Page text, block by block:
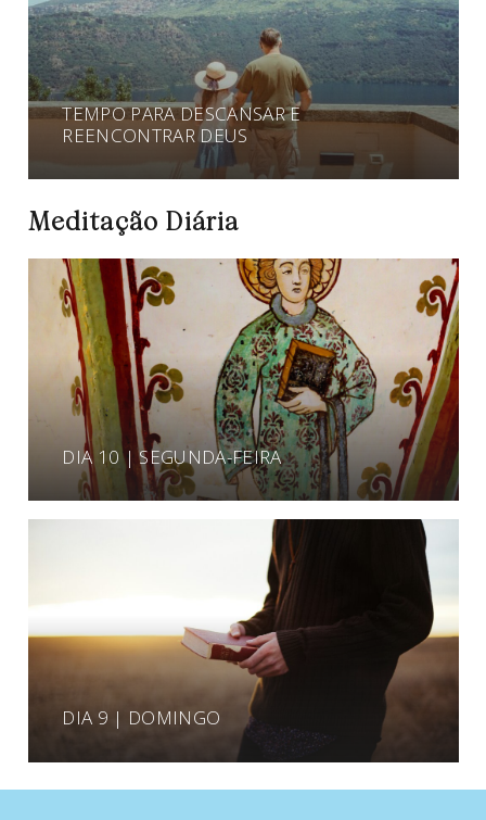
TEMPO PARA DESCANSAR E
REENCONTRAR DEUS
Meditação Diária
DIA 10 | SEGUNDA-FEIRA
DIA 9 | DOMINGO